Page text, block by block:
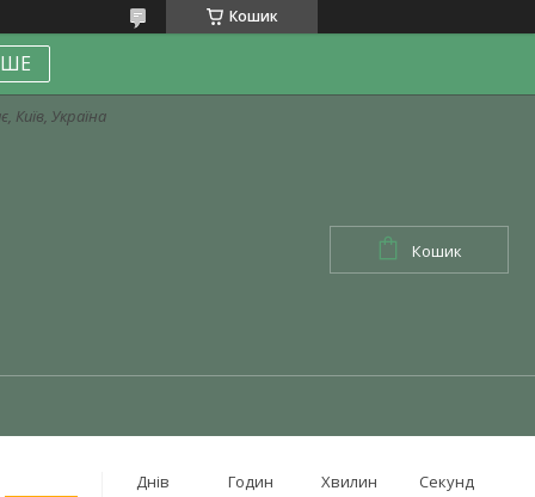
Кошик
Київ, Україна
Кошик
Днів Годин Хвилин Секунд